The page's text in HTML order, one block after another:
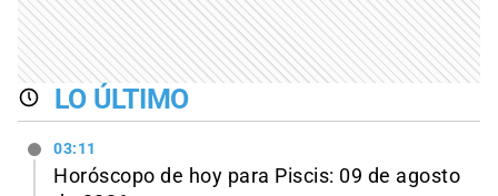
LO ÚLTIMO
03:11
Horóscopo de hoy para Piscis: 09 de agosto